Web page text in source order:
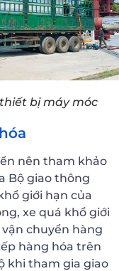
bị máy móc
nên tham khảo
Bộ giao thông
giới hạn của
xe quá khổ giới
chuyển hàng
hàng hóa trên
khi tham gia giao